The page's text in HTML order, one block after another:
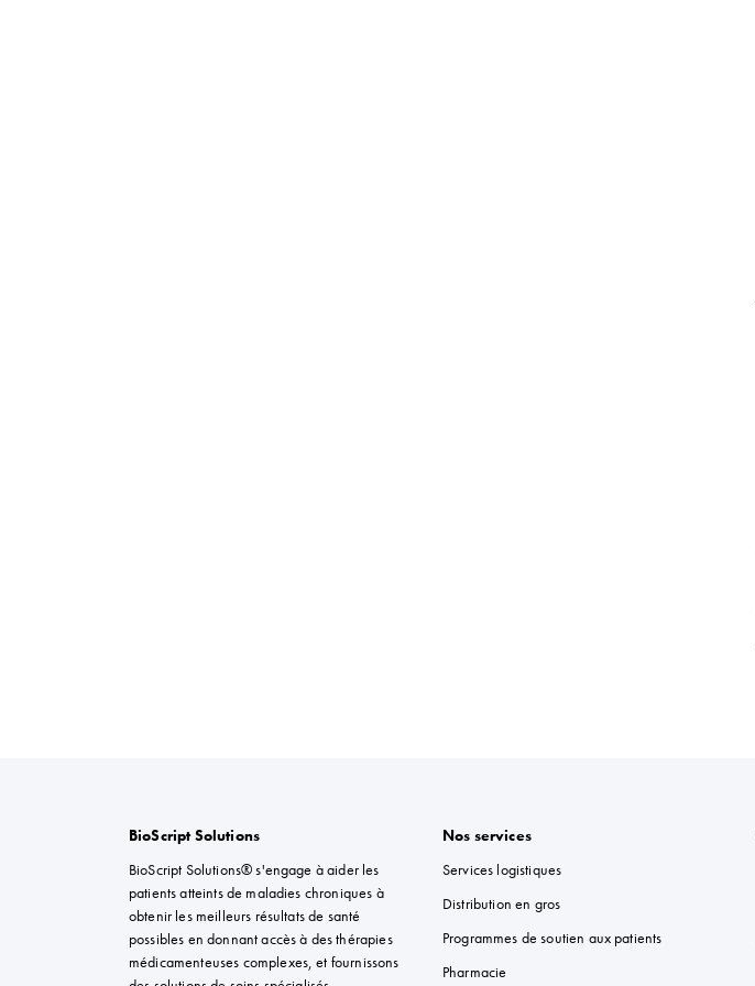
BioScript Solutions
BioScript Solutions® s'engage à aider les
patients atteints de maladies chroniques à
obtenir les meilleurs résultats de santé
possibles en donnant accès à des thérapies
médicamenteuses complexes, et fournissons
Nos services
Services logistiques
Distribution en gros
Programmes de soutien aux patients
Pharmacie